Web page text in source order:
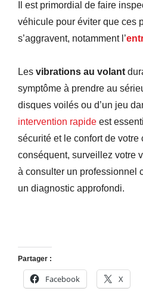
Il est primordial de faire
véhicule pour éviter que ces
s’aggravent, notamment l’
Les vibrations au volant
symptôme à prendre au
disques voilés ou d’un jeu
intervention rapide est
sécurité et le confort de votre
conséquent, surveillez votre
à consulter un professionnel
un diagnostic approfondi.
Partager :
Facebook X